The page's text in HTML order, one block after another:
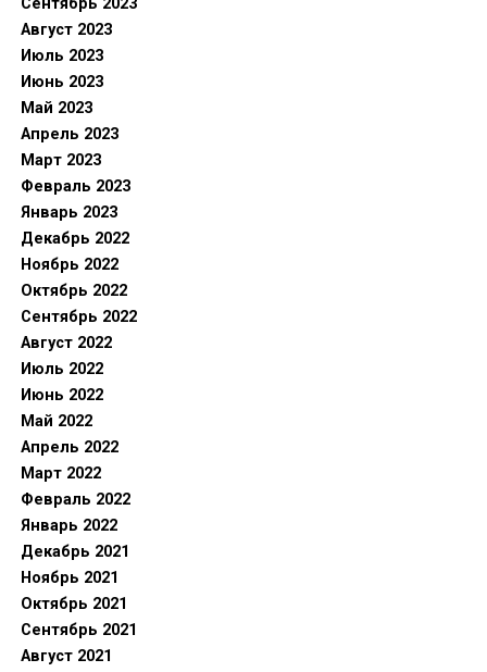
Сентябрь 2023
Август 2023
Июль 2023
Июнь 2023
Май 2023
Апрель 2023
Март 2023
Февраль 2023
Январь 2023
Декабрь 2022
Ноябрь 2022
Октябрь 2022
Сентябрь 2022
Август 2022
Июль 2022
Июнь 2022
Май 2022
Апрель 2022
Март 2022
Февраль 2022
Январь 2022
Декабрь 2021
Ноябрь 2021
Октябрь 2021
Сентябрь 2021
Август 2021